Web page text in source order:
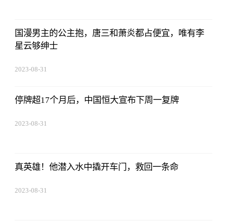
国漫男主的公主抱，唐三和萧炎都占便宜，唯有李
星云够绅士
2023-08-31
停牌超17个月后，中国恒大宣布下周一复牌
2023-08-31
真英雄！他潜入水中撬开车门，救回一条命
2023-08-31